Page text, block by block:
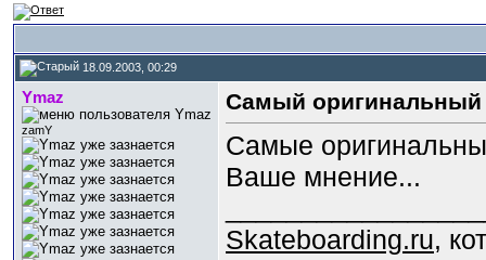
18.09.2003, 00:29
Ymaz
zamY
Самый
Самые
Ваше мнение...
Skateboarding.ru,